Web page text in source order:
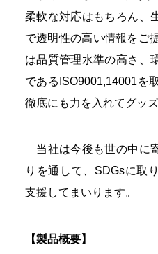
柔軟な対応はもちろん、
で透明性の高い情報をご
は品質管理水準の高さ、
であるISO9001,14001を
徹底にも力を入れてグッ
当社は今後も世の中に
りを通して、SDGsに取
支援してまいります。
【製品概要】